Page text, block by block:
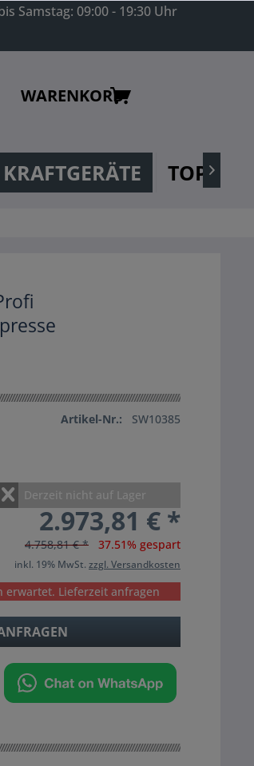
Samstag: 09:00 - 19:30 Uhr
WARENKORB
KRAFTGERÄTE TOP
Artikel-Nr.: SW10385
Derzeit nicht auf Lager
2.973,81 € *
4.758,81 € * 37.51% gespart
inkl. 19% MwSt. zzgl. Versandkosten
erwartet. Lieferzeit anfragen